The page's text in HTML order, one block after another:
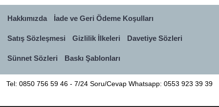
Hakkımızda İade ve Geri Ödeme Koşulları
Satış Sözleşmesi Gizlilik İlkeleri Davetiye Sözleri
Sünnet Sözleri Baskı Şablonları
Tel: 0850 756 59 46 - 7/24 Soru/Cevap Whatsapp: 0553 923 39 39